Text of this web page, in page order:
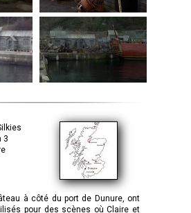
3
à côté du port de Dunure, ont
pour des scènes où Claire et